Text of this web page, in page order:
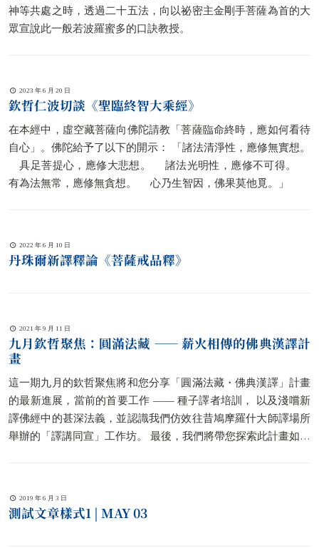
神等共處之時，透過二十五法，向以祕密主金剛手菩薩為首的大
眾宣說此一般若波羅蜜多的口訣教授。
2023 年 6 月 20 日
欽哲仁波切談《聖臨終智大乘經》
在本經中，虛空藏菩薩向佛陀請教「菩薩臨命終時，應如何看待
自心」。佛陀給予了以下的開示： 「諸法清淨性，應修無實想。
具足菩提心，應修大悲想。 諸法光明性，應修不可得。
有為法無常，應修無貪想。 心乃生智因，佛果莫他覓。」
2022 年 6 月 10 日
丹珠爾新譯釋論《菩薩戒品釋》
2021 年 9 月 11 日
九月欽哲聚焦：圓滿法藏 —— 薪火相傳的佛典漢譯計
畫
這一期九月的欽哲聚焦將和您分享「圓滿法藏・佛典漢譯」計畫
的最新進展，當前的首要工作 —— 種子譯者培訓， 以及淺嚐新
譯佛經中的甚深法義，並認識我們仿效往昔鳩摩羅什大師譯場所
舉辦的「譯講同宣」工作坊。 最後，我們將帶您探索此計畫如何
2019 年 6 月 3 日
測試文章樣式1 | MAY 03